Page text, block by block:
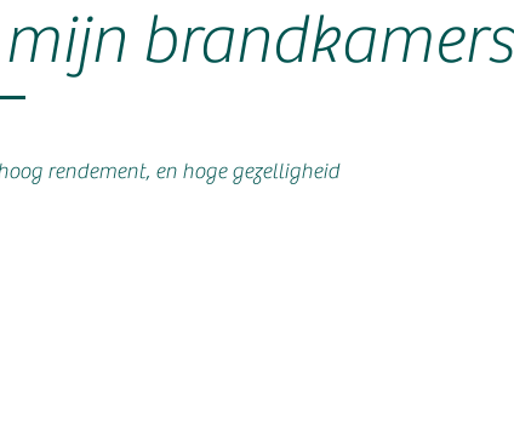
brandkamers
rendement, en hoge gezelligheid